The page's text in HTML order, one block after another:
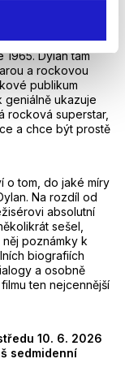
koncertem
Dylan tam
a rockovou
publikum
geniálně ukazuje
rocková superstar,
a chce být prostě
o tom, do jaké míry
Na rozdíl od
absolutní
sešel,
poznámky k
biografiích
a osobně
ten nejcennější
10. 6. 2026
sedmidenní